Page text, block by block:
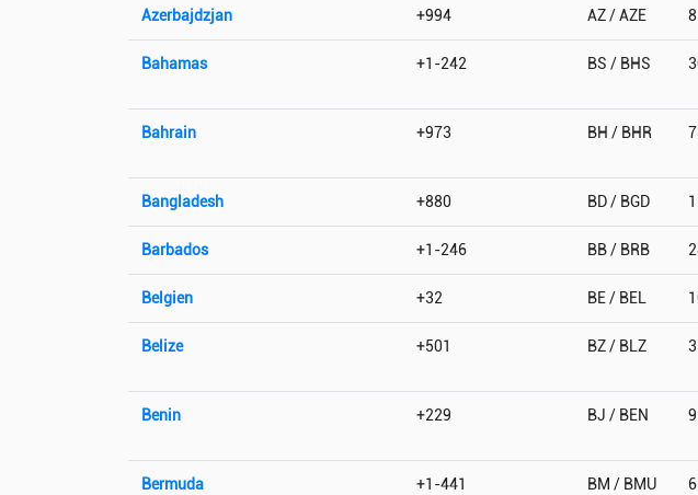
Azerbajdzjan +994 AZ / AZE
Bahamas +1-242 BS / BHS
Bahrain +973 BH / BHR
Bangladesh +880 BD / BGD
Barbados +1-246 BB / BRB
Belgien +32 BE / BEL
Belize +501 BZ / BLZ
Benin +229 BJ / BEN
Bermuda +1-441 BM / BMU